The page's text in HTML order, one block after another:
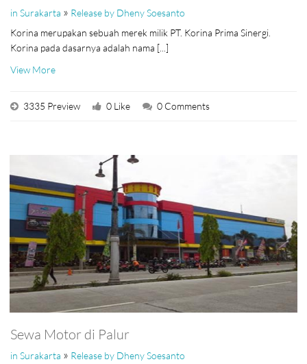
in Surakarta » Release by Dheny Soesanto
Korina merupakan sebuah merek milik PT. Korina Prima Sinergi.
Korina pada dasarnya adalah nama [...]
View More
3335 Preview 0 Like 0 Comments
Sewa Motor di Palur
in Surakarta » Release by Dheny Soesanto